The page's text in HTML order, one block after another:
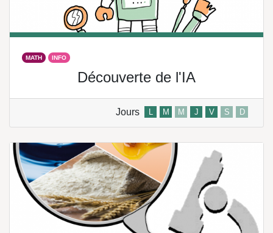
MATH INFO
Découverte de l'IA
Jours L M M J V S D